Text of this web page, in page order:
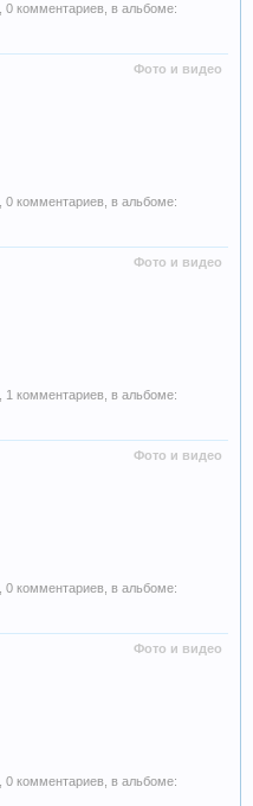
, 0 комментариев, в альбоме:
Фото и видео
, 0 комментариев, в альбоме:
Фото и видео
, 1 комментариев, в альбоме:
Фото и видео
, 0 комментариев, в альбоме:
Фото и видео
, 0 комментариев, в альбоме: